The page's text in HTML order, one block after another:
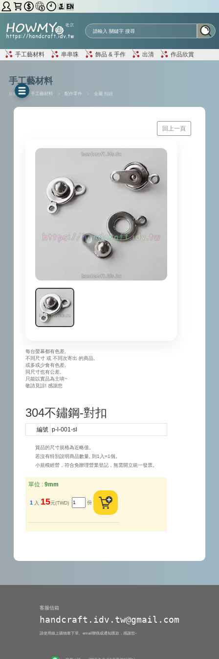
手工藝材料 串串珠 飾品 & 手作 出清 作品欣賞
手工藝材料
目前位置 : 手工藝材料 > 配件零件 > 金屬 扣頭
回上一頁
每台螢幕都有色差,
不同尺寸 或 不同次寄出 的商品,
或多或少會有色差,
同尺寸也有公差,
只能以實品為主唷~
敬請見諒! 感謝您
304不鏽鋼-對扣
編號 p-l-001-sl
貨品的尺寸規格為近略值。
若沒有特別說明商品數量, 則1入=1個。
小規模經營，符合免辦理營業登記，無需開立統一發票。
單位 : 9mm
1 入 15元(TWD) 份
客服信箱
handcraft.idv.tw@gmail.com
請使用線上購物車下單、email聯係或通知匯款，感謝您~